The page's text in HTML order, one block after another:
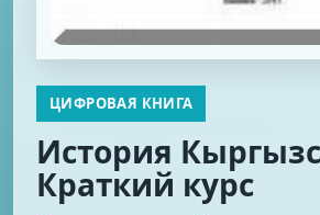
ЦИФРОВАЯ КНИГА
История
Краткий курс